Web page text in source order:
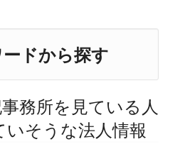
ドから探す
務所を見ている人
そうな法人情報